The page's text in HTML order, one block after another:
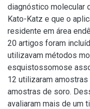
diagnóstico molecular
Kato-Katz e que o
residente em área
20 artigos foram
utilizavam métodos
esquistossomose
12 utilizaram
amostras de soro.
avaliaram mais de um